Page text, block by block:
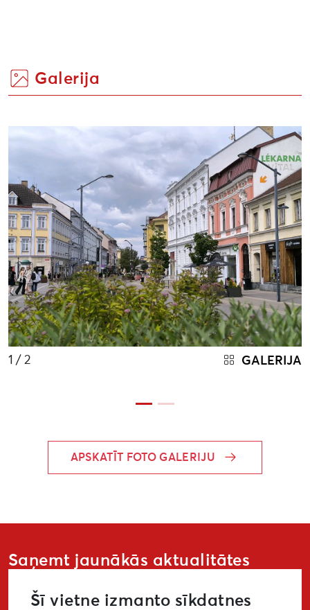
Galerija
1 / 2 GALERIJA
APSKATĪT FOTO GALERIJU
Saņemt jaunākās aktualitātes
Šī vietne izmanto sīkdatnes